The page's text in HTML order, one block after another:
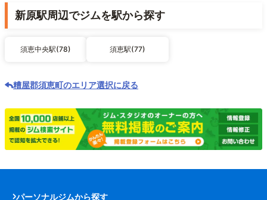
新原駅周辺でジムを駅から探す
須恵中央駅(78) 須恵駅(77)
糟屋郡須恵町のエリア選択に戻る
パーソナルジムから探す